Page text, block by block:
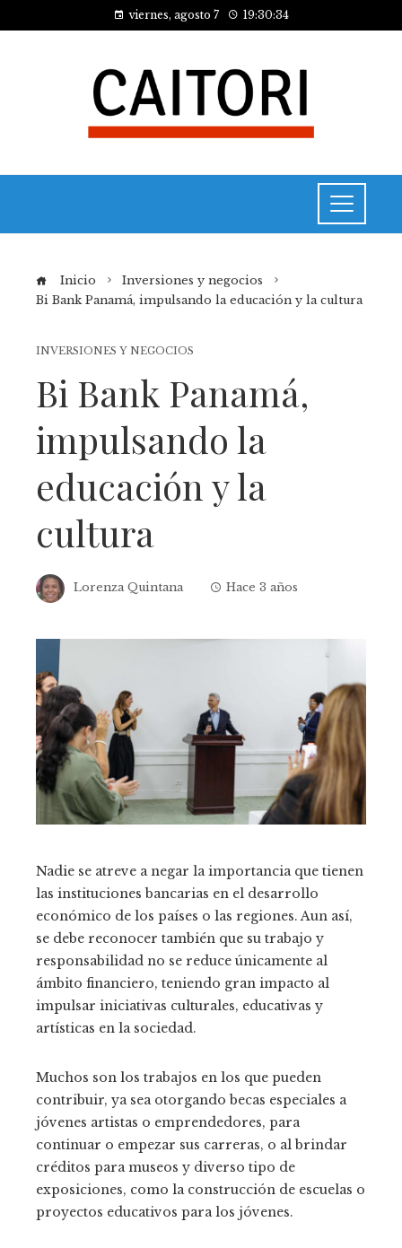
viernes, agosto 7 19:30:34
Inicio
Inversiones y negocios
Bi Bank Panamá, impulsando la educación y la cultura
INVERSIONES Y NEGOCIOS
Bi Bank Panamá,
impulsando la
educación y la
cultura
Lorenza Quintana Hace 3 años
Nadie se atreve a negar la importancia que tienen
las instituciones bancarias en el desarrollo
económico de los países o las regiones. Aun así,
se debe reconocer también que su trabajo y
responsabilidad no se reduce únicamente al
ámbito financiero, teniendo gran impacto al
impulsar iniciativas culturales, educativas y
artísticas en la sociedad.
Muchos son los trabajos en los que pueden
contribuir, ya sea otorgando becas especiales a
jóvenes artistas o emprendedores, para
continuar o empezar sus carreras, o al brindar
créditos para museos y diverso tipo de
exposiciones, como la construcción de escuelas o
proyectos educativos para los jóvenes.